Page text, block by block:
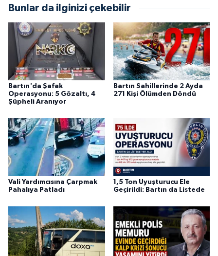
Bunlar da ilginizi çekebilir
Bartın'da Şafak
Operasyonu: 5 Gözaltı, 4
Şüpheli Aranıyor
Bartın Sahillerinde 2 Ayda
271 Kişi Ölümden Döndü
Vali Yardımcısına Çarpmak
Pahalıya Patladı
1,5 Ton Uyuşturucu Ele
Geçirildi: Bartın da Listede